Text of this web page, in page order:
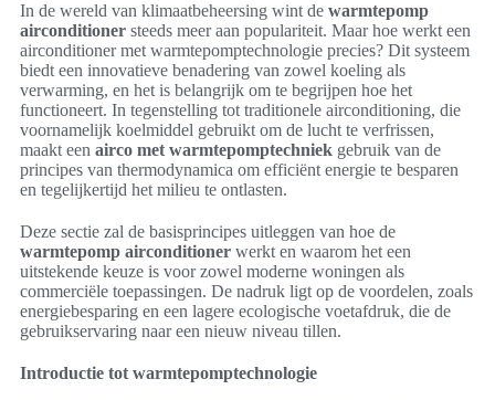
In de wereld van klimaatbeheersing wint de warmtepomp
airconditioner steeds meer aan populariteit. Maar hoe werkt een
airconditioner met warmtepomptechnologie precies? Dit systeem
biedt een innovatieve benadering van zowel koeling als
verwarming, en het is belangrijk om te begrijpen hoe het
functioneert. In tegenstelling tot traditionele airconditioning, die
voornamelijk koelmiddel gebruikt om de lucht te verfrissen,
maakt een airco met warmtepomptechniek gebruik van de
principes van thermodynamica om efficiënt energie te besparen
en tegelijkertijd het milieu te ontlasten.
Deze sectie zal de basisprincipes uitleggen van hoe de
warmtepomp airconditioner werkt en waarom het een
uitstekende keuze is voor zowel moderne woningen als
commerciële toepassingen. De nadruk ligt op de voordelen, zoals
energiebesparing en een lagere ecologische voetafdruk, die de
gebruikservaring naar een nieuw niveau tillen.
Introductie tot warmtepomptechnologie